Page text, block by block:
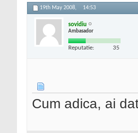
19th May 2008, 14:53
sovidiu
Ambasador
Reputatie: 35
Cum adica, ai